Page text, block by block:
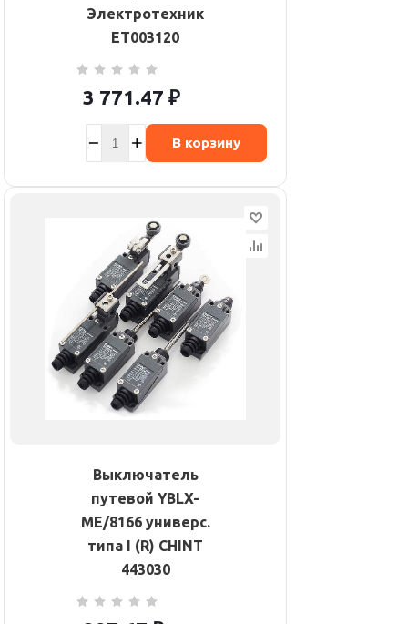
Электротехник
ET003120
3 771.47 ₽
В корзину
Выключатель
путевой YBLX-
ME/8166 универс.
типа I (R) CHINT
443030